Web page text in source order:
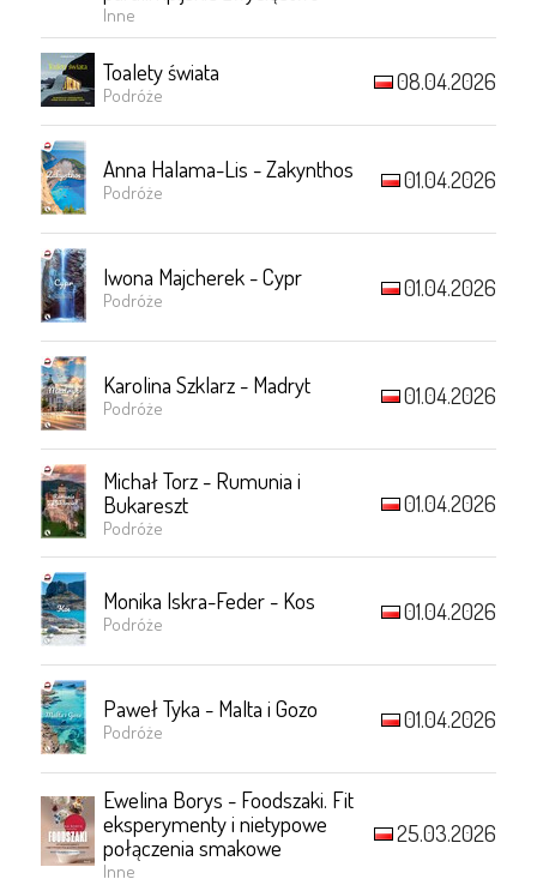
Inne
Toalety świata
Podróże 08.04.2026
Anna Halama-Lis - Zakynthos
Podróże 01.04.2026
Iwona Majcherek - Cypr
Podróże 01.04.2026
Karolina Szklarz - Madryt
Podróże 01.04.2026
Michał Torz - Rumunia i
Bukareszt
Podróże
01.04.2026
Monika Iskra-Feder - Kos
Podróże 01.04.2026
Paweł Tyka - Malta i Gozo
Podróże 01.04.2026
Ewelina Borys - Foodszaki. Fit
eksperymenty i nietypowe
połączenia smakowe
Inne
25.03.2026